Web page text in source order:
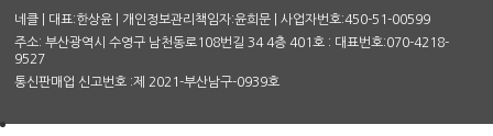
네클 | 대표:한상윤 | 개인정보관리책임자:윤희문 | 사업자번호:450-51-00599
주소: 부산광역시 수영구 남천동로108번길 34 4층 401호 : 대표번호:070-4218-
9527
통신판매업 신고번호 :제 2021-부산남구-0939호